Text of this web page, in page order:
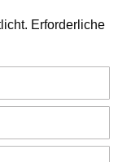
Erforderliche